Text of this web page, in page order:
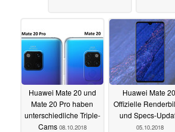
Huawei Mate 20 und
Mate 20 Pro haben
unterschiedliche Triple-
Cams 08.10.2018
Huawei Mate
Offizielle
und Specs-
05.10.2018